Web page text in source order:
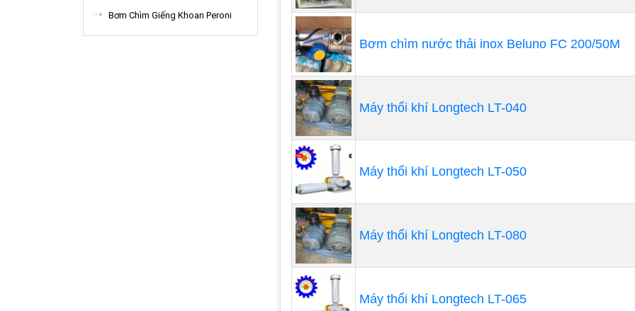
Bơm Chìm Giếng Khoan Peroni
và công dụng riêng, sau đây là một vài công dụng của máy:
Giúp tăng nồng độ oxy hòa tan
Oxy hòa tan là yếu tố cực kỳ quan trọng trong nước để vi
trong nước không đảm bảo sẽ gặp tình trạng kỵ khí. Các vi
nước không đảm bảo, sinh ra mùi hôi gây ảnh hưởng đến
tăng lượng oxy hòa tan trong nước.
Loại bỏ các thermocline
Trong các ao hồ, bể nước thường có sự phân tầng nhiệt.
của các vi sinh vật. Nếu chúng ta sục khí sẽ giúp loại bỏ
tầng mặt xuống đáy để cung cấp năng lượng cho vi khuẩn có
không chênh lệch nhiều và mang lại nhiều hiệu quả.
Bơm chìm nước thải inox Beluno FC 200/50M
Máy thổi khí Longtech LT-040
Máy thổi khí Longtech LT-050
Máy thổi khí Longtech LT-080
Máy thổi khí Longtech LT-065